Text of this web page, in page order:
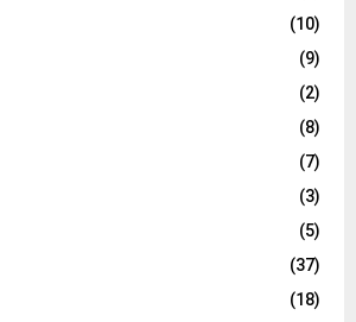
(10)
(9)
(2)
(8)
(7)
(3)
(5)
(37)
(18)